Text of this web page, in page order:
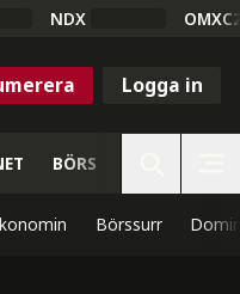
NDX
Logga in
BÖRS
Börssurr